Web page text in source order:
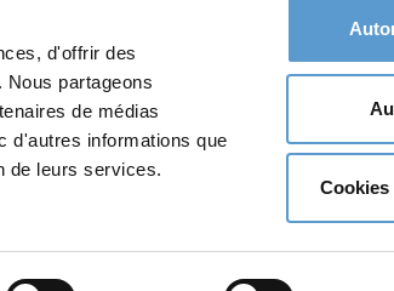
d'offrir des
partageons
de médias
d'autres informations que
de leurs services.
Cookies
bretagne.fr
02 96 47 27